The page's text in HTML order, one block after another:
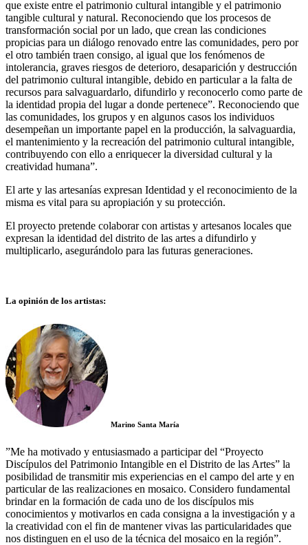
que existe entre el patrimonio cultural intangible y el patrimonio
tangible cultural y natural. Reconociendo que los procesos de
transformación social por un lado, que crean las condiciones
propicias para un diálogo renovado entre las comunidades, pero por
el otro también traen consigo, al igual que los fenómenos de
intolerancia, graves riesgos de deterioro, desaparición y destrucción
del patrimonio cultural intangible, debido en particular a la falta de
recursos para salvaguardarlo, difundirlo y reconocerlo como parte de
la identidad propia del lugar a donde pertenece”. Reconociendo que
las comunidades, los grupos y en algunos casos los individuos
desempeñan un importante papel en la producción, la salvaguardia,
el mantenimiento y la recreación del patrimonio cultural intangible,
contribuyendo con ello a enriquecer la diversidad cultural y la
creatividad humana”.
El arte y las artesanías expresan Identidad y el reconocimiento de la
misma es vital para su apropiación y su protección.
El proyecto pretende colaborar con artistas y artesanos locales que
expresan la identidad del distrito de las artes a difundirlo y
multiplicarlo, asegurándolo para las futuras generaciones.
La opinión de los artistas:
Marino Santa María
”Me ha motivado y entusiasmado a participar del “Proyecto
Discípulos del Patrimonio Intangible en el Distrito de las Artes” la
posibilidad de transmitir mis experiencias en el campo del arte y en
particular de las realizaciones en mosaico. Considero fundamental
brindar en la formación de cada uno de los discípulos mis
conocimientos y motivarlos en cada consigna a la investigación y a
la creatividad con el fin de mantener vivas las particularidades que
nos distinguen en el uso de la técnica del mosaico en la región”.